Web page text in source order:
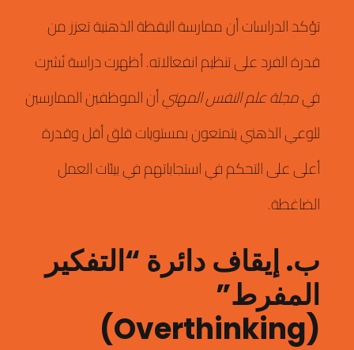
تؤكد الدراسات أن ممارسة اليقظة الذهنية تعزز من
قدرة الفرد على تنظيم انفعالاته.أظهرت دراسة نُشرت
فيمجلة علم النفس المهنيأن الموظفين الممارسين
للوعي الذهني يتمتعون بمستويات قلق أقل وقدرة
أعلى على التحكم في استجاباتهم في بيئات العمل
الضاغطة.
ب. إيقاف دائرة “التفكير
المفرط”
(Overthinking)